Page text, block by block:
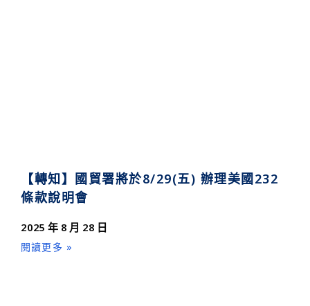
【轉知】國貿署將於8/29(五) 辦理美國232
條款說明會
2025 年 8 月 28 日
閱讀更多 »